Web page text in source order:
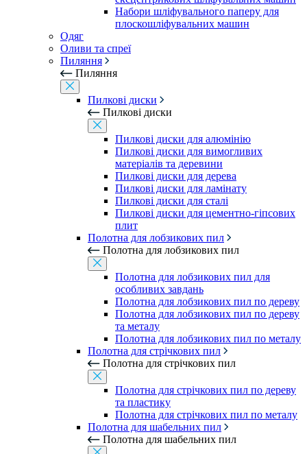
Набори шліфувального паперу для
плоскошліфувальних машин
Одяг
Оливи та спреї
Пиляння
Пиляння
Пилкові диски
Пилкові диски
Пилкові диски для алюмінію
Пилкові диски для вимогливих
матеріалів та деревини
Пилкові диски для дерева
Пилкові диски для ламінату
Пилкові диски для сталі
Пилкові диски для цементно-гіпсових
плит
Полотна для лобзикових пил
Полотна для лобзикових пил
Полотна для лобзикових пил для
особливих завдань
Полотна для лобзикових пил по дереву
Полотна для лобзикових пил по дереву
та металу
Полотна для лобзикових пил по металу
Полотна для стрічкових пил
Полотна для стрічкових пил
Полотна для стрічкових пил по дереву
та пластику
Полотна для стрічкових пил по металу
Полотна для шабельних пил
Полотна для шабельних пил